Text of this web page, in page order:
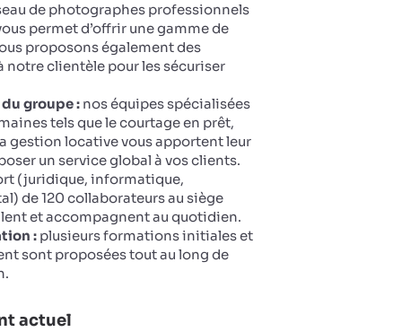
de photographes professionnels
permet d’offrir une gamme de
proposons également des
notre clientèle pour les sécuriser
groupe : nos équipes spécialisées
tels que le courtage en prêt,
gestion locative vous apportent leur
un service global à vos clients.
(juridique, informatique,
de 120 collaborateurs au siège
et accompagnent au quotidien.
: plusieurs formations initiales et
sont proposées tout au long de
actuel